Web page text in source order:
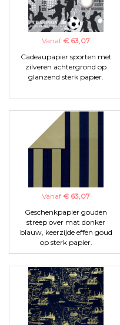
Vanaf € 63,07
Cadeaupapier sporten met
zilveren achtergrond op
glanzend sterk papier.
Vanaf € 63,07
Geschenkpapier gouden
streep over mat donker
blauw, keerzijde effen goud
op sterk papier.